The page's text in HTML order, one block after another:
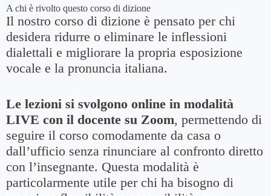
A chi è rivolto questo corso di dizione
Il nostro corso di dizione è pensato per chi
desidera ridurre o eliminare le inflessioni
dialettali e migliorare la propria esposizione
vocale e la pronuncia italiana.
Le lezioni si svolgono online in modalità
LIVE con il docente su Zoom, permettendo di
seguire il corso comodamente da casa o
dall’ufficio senza rinunciare al confronto diretto
con l’insegnante. Questa modalità è
particolarmente utile per chi ha bisogno di